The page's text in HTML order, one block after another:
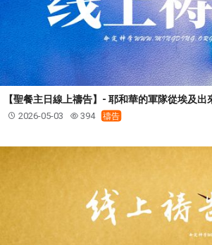
【聖餐主日線上禱告】- 耶和華的軍隊從埃及出
2026-05-03 394 禱告